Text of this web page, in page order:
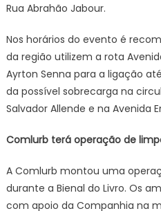
Rua Abrahão Jabour.
Nos horários do evento é
da região utilizem a rota
Ayrton Senna para a ligação
da possível sobrecarga na
Salvador Allende e na Avenida
Comlurb terá operação de
A Comlurb montou uma
durante a Bienal do Livro. Os
com apoio da Companhia na